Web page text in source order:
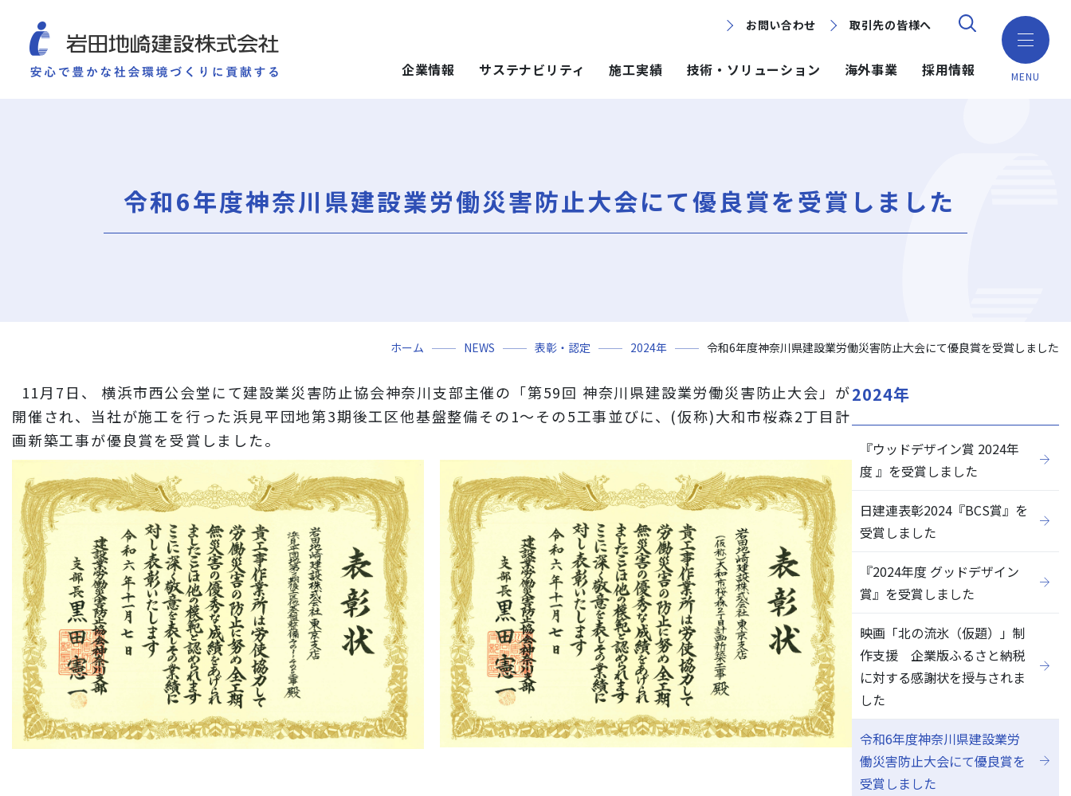
MENU
お問い合わせ 取引先の皆様へ
ミッション・ビジョン・社訓
岩田地崎建設のCM
3分でわかる岩田地崎建設
環境（Environment）
社会（Social）
ガバナンス（Governance）
地域別で探す
用途区分から探す
GISマップシステム
ソリューション
NISEKO PROJECTS
閉じる
お問い合わせ 取引先の皆様へ
企業情報
会社概要
組織図
3分でわかる岩田地崎建設
サステナビリティ
社会（Social）
ガバナンス（Governance）
施工実績
用途区分から探す
GISマップシステム
技術・ソリューション
環境技術
ICT
海外事業 採用情報
令和6年度神奈川県建設業労働災害防止大会にて優良賞を受賞しました
ホーム NEWS 表彰・認定 2024年 令和6年度神奈川県建設業労働災害防止大会にて優良賞を受賞しました
11月7日、 横浜市西公会堂にて建設業災害防止協会神奈川支部主催の「第59回 神奈川県建設業労働災害防止大会」が
開催され、当社が施工を行った浜見平団地第3期後工区他基盤整備その1～その5工事並びに、(仮称)大和市桜森2丁目計
画新築工事が優良賞を受賞しました。
2024年
『ウッドデザイン賞 2024年
度 』を受賞しました
日建連表彰2024『BCS賞』を
受賞しました
『2024年度 グッドデザイン
賞』を受賞しました
映画「北の流氷（仮題）」制
作支援 企業版ふるさと納税
に対する感謝状を授与されま
した
令和6年度神奈川県建設業労
働災害防止大会にて優良賞を
受賞しました